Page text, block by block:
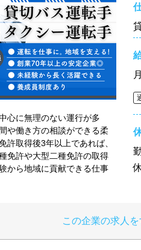
心に無理のない運行が多
や働き方の相談ができる柔
許取得後3年以上であれば、
免許や大型二種免許の取得
から地域に貢献できる仕事
この企業の求人